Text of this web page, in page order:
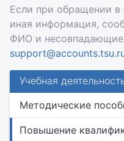
Если при обращении в
иная информация,
ФИО и несовпадающие
Учебная
Методические
Повышение